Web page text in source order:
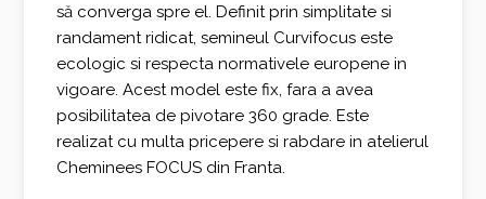
să converga spre el. Definit prin simplitate si
randament ridicat, semineul Curvifocus este
ecologic si respecta normativele europene in
vigoare. Acest model este fix, fara a avea
posibilitatea de pivotare 360 grade. Este
realizat cu multa pricepere si rabdare in atelierul
Cheminees FOCUS din Franta.